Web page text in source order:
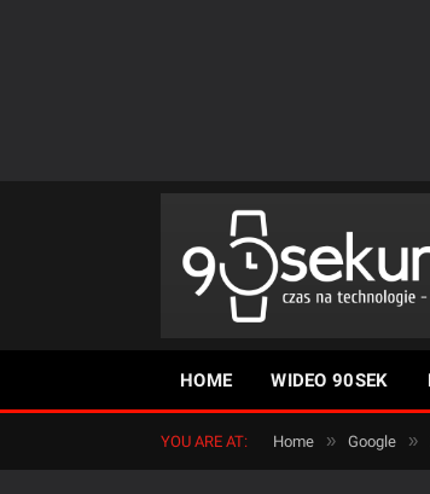
HOME WIDEO 90SEK
YOU ARE AT: Home » Google »